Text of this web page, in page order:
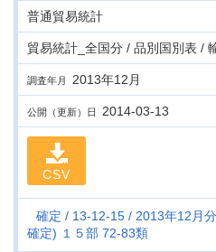
普通貿易統計
貿易統計_全国分 / 品別国別表 /
調査年月 2013年12月
公開（更新）日 2014-03-13
CSV
確定 13-12-15
2013年12月
確定) １５部 72-83類